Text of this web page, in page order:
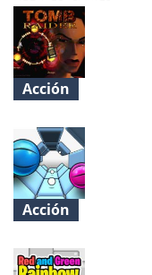
Acción
Acción